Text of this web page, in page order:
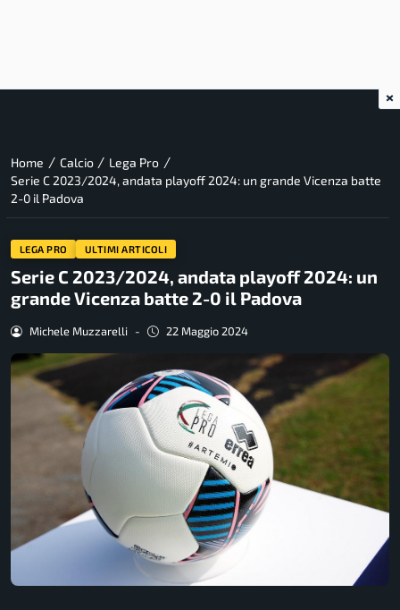
Home / Calcio / Lega Pro /
Serie C 2023/2024, andata playoff 2024: un grande Vicenza batte
2-0 il Padova
LEGA PRO ULTIMI ARTICOLI
Serie C 2023/2024, andata playoff 2024: un
grande Vicenza batte 2-0 il Padova
Michele Muzzarelli - 22 Maggio 2024
×